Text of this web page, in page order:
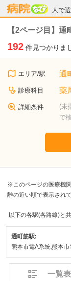
人で
病院な
【2ページ目】通
192 件見つかりま
エリア/駅 通
診療科目 薬
詳細条件
(未
で
※このページの医療機
離の近い順で表示され
以下の各駅(各路線)と
通町筋駅:
熊本市電A系統,熊本市
一覧